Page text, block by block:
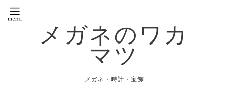
メガネのワカ
マツ
メガネ・時計・宝飾